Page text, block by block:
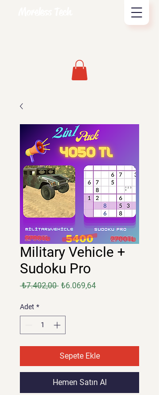
Military Vehicle +
Sudoku Pro
₺7.402,00 Normal
₺6.069,64İndirimli
Adet *
Sepete Ekle
Hemen Satın Al